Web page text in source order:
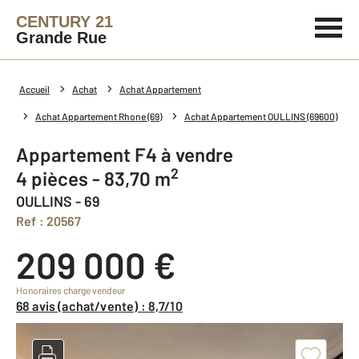
CENTURY 21
Grande Rue
Accueil Achat Achat Appartement
Achat Appartement Rhone (69) Achat Appartement OULLINS (69600)
Appartement F4 à vendre
4 pièces - 83,70 m2
OULLINS - 69
Ref : 20567
209 000 €
Honoraires charge vendeur
68 avis (achat/vente) : 8,7/10